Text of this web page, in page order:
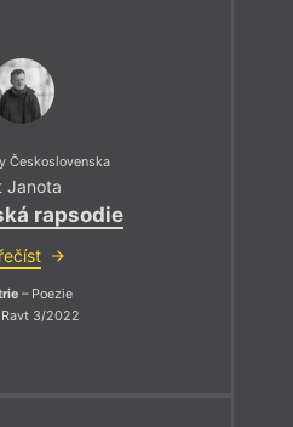
Československa
Janota
rapsodie
– Poezie
3/2022